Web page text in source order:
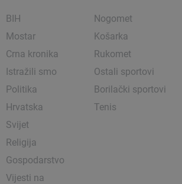
BIH
Mostar
Crna kronika
Istražili smo
Politika
Hrvatska
Svijet
Religija
Gospodarstvo
Vijesti na
Nogomet
Košarka
Rukomet
Ostali sportovi
Borilački sportovi
Tenis